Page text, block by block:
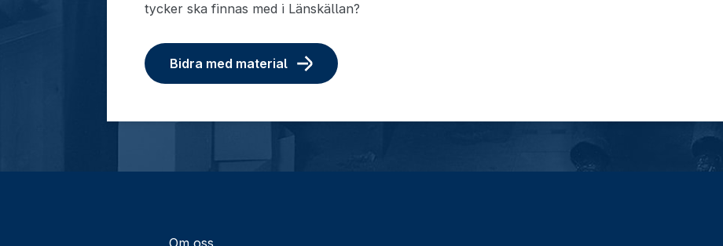
tycker ska finnas med i Länskällan?
Bidra med material